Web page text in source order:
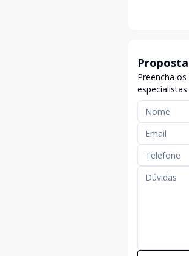
Proposta
Preencha